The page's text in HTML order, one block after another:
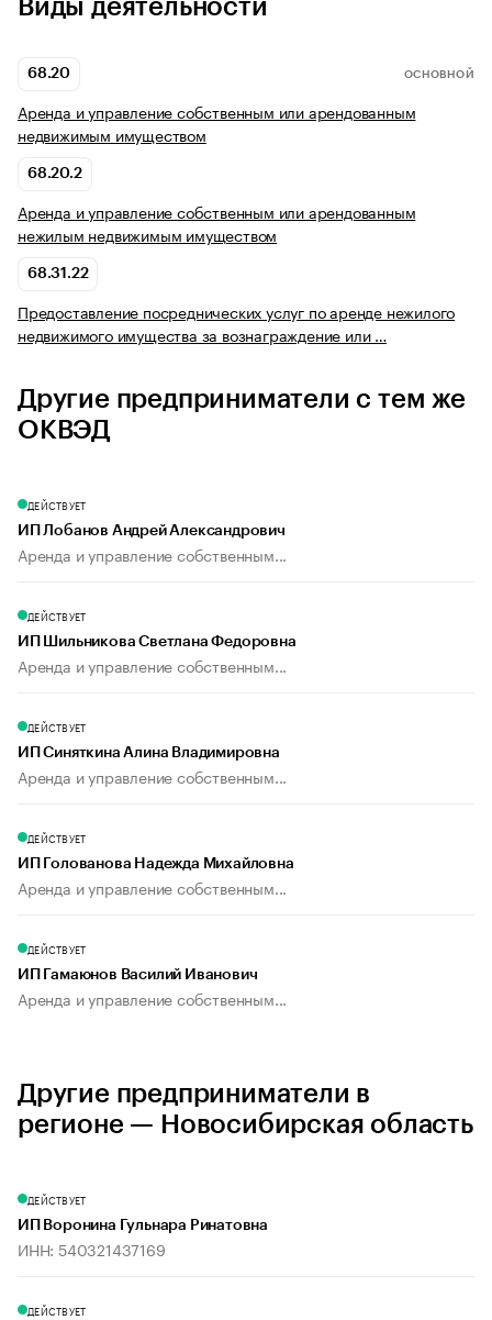
Виды деятельности
68.20 ОСНОВНОЙ
Аренда и управление собственным или арендованным
недвижимым имуществом
68.20.2
Аренда и управление собственным или арендованным
нежилым недвижимым имуществом
68.31.22
Предоставление посреднических услуг по аренде нежилого
недвижимого имущества за вознаграждение или …
Другие предприниматели с тем же
ОКВЭД
ДЕЙСТВУЕТ
ИП Лобанов Андрей Александрович
Аренда и управление собственным...
ДЕЙСТВУЕТ
ИП Шильникова Светлана Федоровна
Аренда и управление собственным...
ДЕЙСТВУЕТ
ИП Синяткина Алина Владимировна
Аренда и управление собственным...
ДЕЙСТВУЕТ
ИП Голованова Надежда Михайловна
Аренда и управление собственным...
ДЕЙСТВУЕТ
ИП Гамаюнов Василий Иванович
Аренда и управление собственным...
Другие предприниматели в
регионе — Новосибирская область
ДЕЙСТВУЕТ
ИП Воронина Гульнара Ринатовна
ИНН: 540321437169
ДЕЙСТВУЕТ